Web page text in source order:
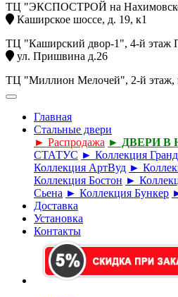
ТЦ "ЭКСПОСТРОЙ на
Каширское шоссе, д. 19, к1
ТЦ "Каширский двор-1", 4-й этаж
ул. Пришвина д.26
ТЦ "Миллион Мелочей", 2-й этаж,
Главная
Стальные двери
► Распродажа ► ДВЕРИ В
СТАТУС ► Коллекция Гранд
Коллекция АртВуд ►
Коллекция Бостон ►
Сьена ► Коллекция Бункер
Доставка
Установка
Контакты